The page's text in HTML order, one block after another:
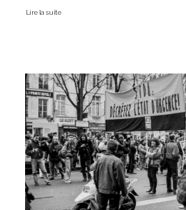
couvraient l’ensemble des…
Lire la suite